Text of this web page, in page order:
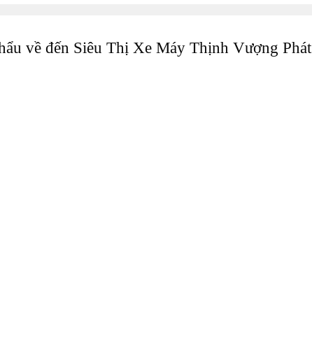
về đến Siêu Thị Xe Máy Thịnh Vượng Phát